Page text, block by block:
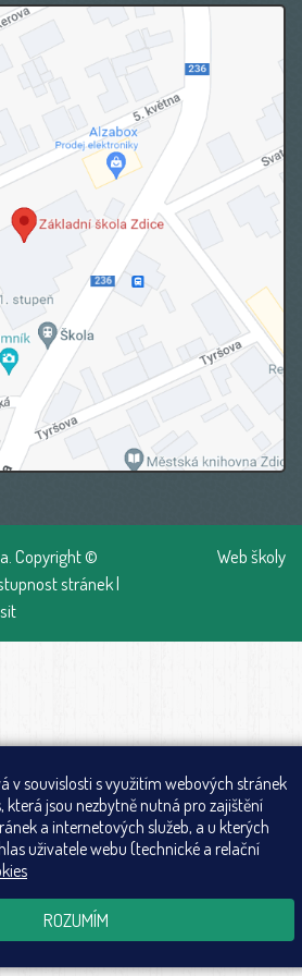
Copyright ©
stránek|
Web školy
v souvislosti s využitím webových stránek
která jsou nezbytně nutná pro zajištění
a internetových služeb, a u kterých
uživatele webu (technické a relační
ROZUMÍM